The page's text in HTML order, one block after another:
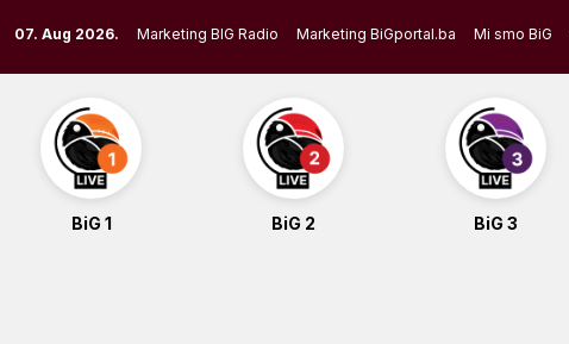
to
content
07. Aug 2026. Marketing BIG Radio Marketing BiGportal.ba Mi smo BiG
BiG 1 BiG 2 BiG 3